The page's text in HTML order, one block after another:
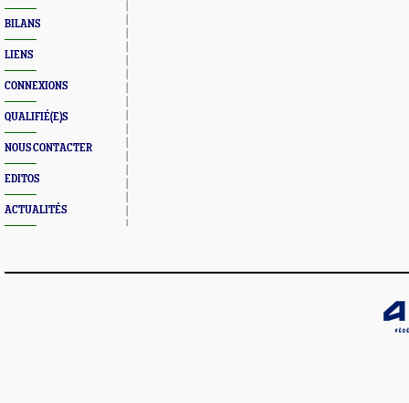
BILANS
LIENS
CONNEXIONS
QUALIFIÉ(E)S
NOUS CONTACTER
EDITOS
ACTUALITÉS